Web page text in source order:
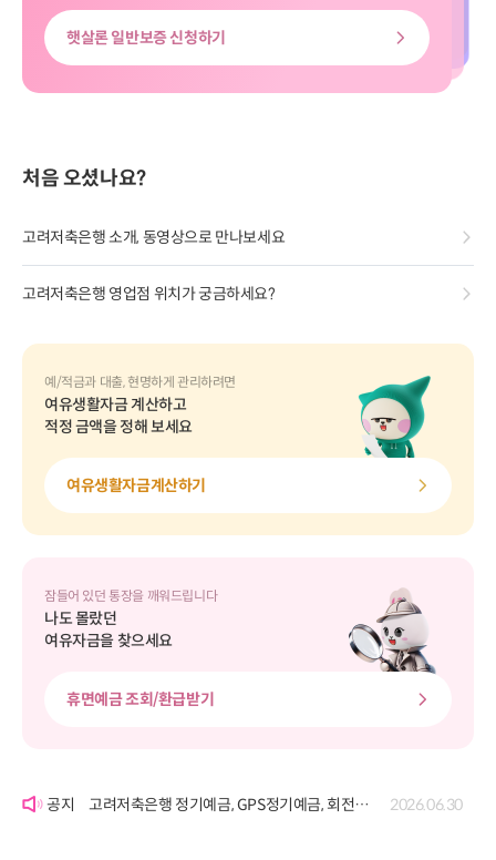
햇살론 일반보증 신청하기
신용대출 신청하기
마이버킷정기적금 살펴보기
햇살론 일반보증 신청하기
신용대출 신청하기
처음 오셨나요?
고려저축은행 소개, 동영상으로 만나보세요
고려저축은행 영업점 위치가 궁금하세요?
예/적금과 대출, 현명하게 관리하려면
여유생활자금 계산하고
적정 금액을 정해 보세요
여유생활자금계산하기
잠들어 있던 통장을 깨워드립니다
나도 몰랐던
여유자금을 찾으세요
휴면예금 조회/환급받기
고려저축은행 정기예금, GPS정기예금, 회전정기예금, GPS회전정기예금, 자유적립예금, 퇴직연금정기예금, 보고파플러스 파킹통장(기업포함)의 금리 변경 공시
2026.06.30